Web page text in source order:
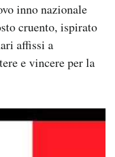
inno nazionale
cruento, ispirato
affissi a
e vincere per la